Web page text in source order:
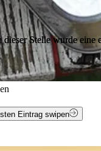
Eintrag swipen
dieser Stelle wurde eine
dieser Stelle wurde eine